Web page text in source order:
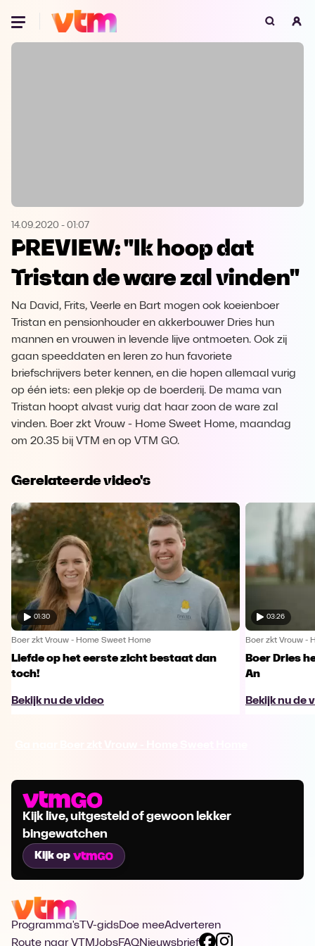
Oeps, browser niet ondersteund
Microsoft Edge Download
Opera Download
14.09.2020 - 01:07
PREVIEW: "Ik hoop dat
Tristan de ware zal vinden"
Na David, Frits, Veerle en Bart mogen ook koeienboer
Tristan en pensionhouder en akkerbouwer Dries hun
mannen en vrouwen in levende lijve ontmoeten. Ook zij
gaan speeddaten en leren zo hun favoriete
briefschrijvers beter kennen, en die hopen allemaal vurig
op één iets: een plekje op de boerderij. De mama van
Tristan hoopt alvast vurig dat haar zoon de ware zal
vinden. Boer zkt Vrouw - Home Sweet Home, maandag
om 20.35 bij VTM en op VTM GO.
Gerelateerde video's
01:30
Boer zkt Vrouw - Home Sweet Home
Liefde op het eerste zicht bestaat dan
toch!
Bekijk nu de video
03:26
Boer zkt Vrouw -
Boer Dries
An
Bekijk nu de
Kijk live, uitgesteld of gewoon lekker
bingewatchen
Kijk op
Programma's TV-gidsDoe meeAdverteren
Route naar VTMJobsFAQNieuwsbrief